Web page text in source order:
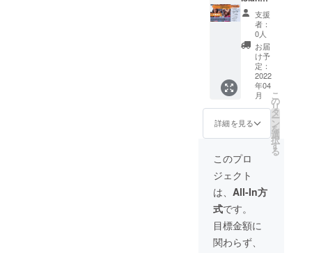
が入っ
たもの
となっ
ていま
す 直径
82mm×
高さ約
95mm
器 ［オ
リジナ
トブッ
ク］ セ
ブ島の
現地の
たちの
写真が
18枚
入った
ていま
演会に
つい
て］
Zoomを
利用し
てオン
ライン
により
協力団
ブ島が
いる貧
困問題
等につ
いて講
演をし
ていた
だきま
方法に
ついて
頂いた
メール
アドレ
スに、
お礼の
メール
ととも
に送付
させて
［オリ
ジナル
ステッ
カー］
縦
70mm×
横幅
70mm
で
の記載
(希望者
のみ)を
させて
いただ
きます
※ビデオ
メッ
セージ
の提供
方法に
ついて
頂いた
メール
アドレ
スに、
お礼の
メール
ととも
に送付
させて
いただ
ムペー
ジと活
動報告
のメー
ルにご
自身の
お名前
の記載
(希望者
のみ)を
させて
いただ
きます
⑦文化
教育交
流会
(CEC
ジャパ
ンネッ
トワー
ク)の代
表であ
の入っ
たオリ
ジナル
ステッ
カー ⑤
景品全
て(ボー
ルペ
ン、マ
グカッ
プ、
フォト
ブック)
⑥Islan
dのホー
ムペー
ジと活
動報告
メール
にご自
身のお
名前の
から心
よりお
礼の
メール
②現地
の子ど
もたち
からの
ビデオ
メッ
セージ
③私た
ちから
手書き
のメッ
セージ
付き
カード
④Islan
dのチー
ムロゴ
の入っ
支援
者：
0人
お届
け予
定：
2022
年04
月
詳細を見る
こ
の
リ
タ
ー
ン
を
選
択
す
る
このプロ
ジェクト
は、 All-In方
式です。
目標金額に
関わらず、